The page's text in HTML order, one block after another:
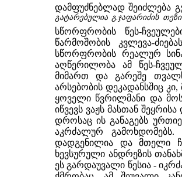
დამფუძნებლად შეიძლება
გატარებულია გ.ჯაფარიძის
სწორფრობის წეს-
წარმოშობის კვლევა-
სწორფრობის რეალურ
აღწერილობა ამ წეს-
მიმართ და გარეშე
არსებობის დეკადანსშიც
ყოველი წვრილმანი და
იწვევს ვაჟს მასთან
დროსაც ის განაგებს
აკრძალურ გამოხდომებს.
დადგენილია და მთელი
ხევსურული ანდრეზის
ეს გარდაუვალი წესია -